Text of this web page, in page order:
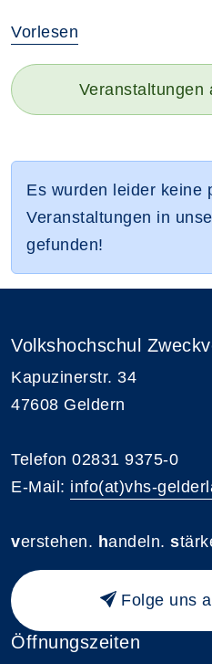
Vorlesen
Veranstaltungen
Es wurden leider keine
Veranstaltungen in
gefunden!
Volkshochschul
Kapuzinerstr. 34
47608 Geldern
Telefon 02831 9375-0
E-Mail: info(at)vhs-
verstehen. handeln. s
Folge uns
Öffnungszeiten